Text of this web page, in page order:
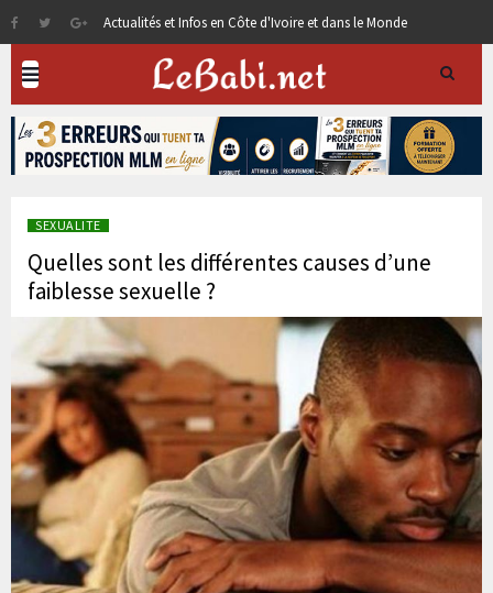
Actualités et Infos en Côte d'Ivoire et dans le Monde
SEXUALITE
Quelles sont les différentes causes d’une
faiblesse sexuelle ?